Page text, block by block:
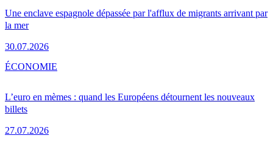
Une enclave espagnole dépassée par l'afflux de migrants arrivant par
la mer
30.07.2026
L’euro en mèmes : quand les Européens détournent les nouveaux
billets
27.07.2026
ÉCONOMIE